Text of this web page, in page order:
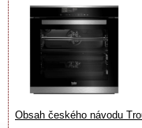
Obsah českého návodu